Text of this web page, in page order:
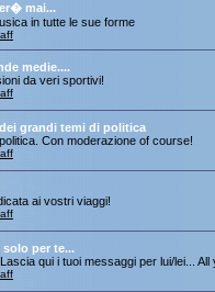
mai...
in tutte le sue forme
medie....
da veri sportivi!
grandi temi di politica
Con moderazione of course!
ai vostri viaggi!
solo per te...
qui i tuoi messaggi per lui/lei...